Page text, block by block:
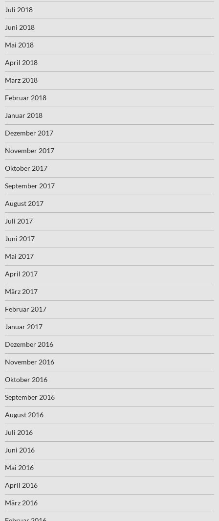
Juli 2018
Juni 2018
Mai 2018
April 2018
März 2018
Februar 2018
Januar 2018
Dezember 2017
November 2017
Oktober 2017
September 2017
August 2017
Juli 2017
Juni 2017
Mai 2017
April 2017
März 2017
Februar 2017
Januar 2017
Dezember 2016
November 2016
Oktober 2016
September 2016
August 2016
Juli 2016
Juni 2016
Mai 2016
April 2016
März 2016